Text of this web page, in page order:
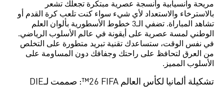
مريحة وانسيابية وأنسجة عصرية مبتكرة تجعلك تشعر
بالاسترخاء والاستعداد لأي شيء سواء كنت تلعب كرة القدم أو
تشاهد المباراة. تضفي الـ3 خطوط الأسطورية بألوان العلم
الوطني لمسة عصرية على أيقونة في عالم الأسلوب الرياضي.
في نفس الوقت، ستساعدك تقنية تبريد متطورة على التخلص
من العرق لتحافظ على راحتك وجفافك دون المساومة على
الأسلوب المميز.
تشكيلة ألمانيا لكأس العالم FIFA ‏26™: صممت لـDIE